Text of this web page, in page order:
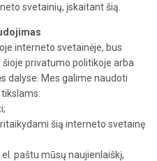
svetainių, įskaitant šią.
interneto svetainėje, bus
privatumo politikoje arba
dalyse. Mes galime naudoti
šią interneto svetainę
paštu mūsų naujienlaiškį,